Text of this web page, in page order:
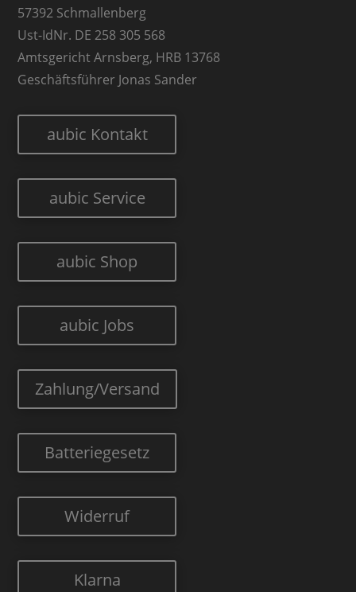
57392 Schmallenberg
Ust-IdNr. DE 258 305 568
Amtsgericht Arnsberg, HRB 13768
Geschäftsführer Jonas Sander
aubic Kontakt
aubic Service
aubic Shop
aubic Jobs
Zahlung/Versand
Batteriegesetz
Widerruf
Klarna